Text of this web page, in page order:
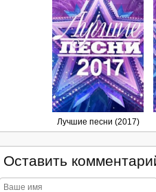
Лучшие песни (2017)
Оставить